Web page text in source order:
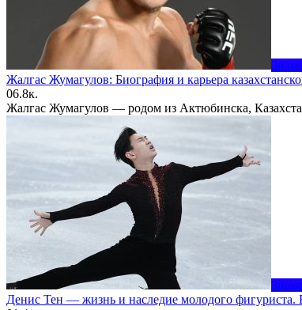
Жалгас Жумагулов: Биография и карьера
06.8к.
Жалгас Жумагулов — родом из Актюбинска,
Денис Тен — жизнь и наследие молодого фигуриста.